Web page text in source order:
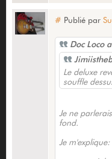
# Publié par
Doc Loco
Le deluxe
souffle
Je ne
fond.
Je m'explique: